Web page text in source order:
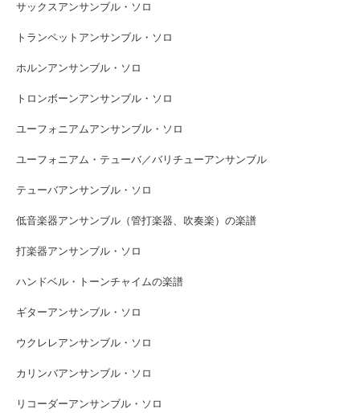
サックスアンサンブル・ソロ
トランペットアンサンブル・ソロ
ホルンアンサンブル・ソロ
トロンボーンアンサンブル・ソロ
ユーフォニアムアンサンブル・ソロ
ユーフォニアム・テューバ／バリチューアンサンブル
テューバアンサンブル・ソロ
低音楽器アンサンブル（管打楽器、吹奏楽）の楽譜
打楽器アンサンブル・ソロ
ハンドベル・トーンチャイムの楽譜
ギターアンサンブル・ソロ
ウクレレアンサンブル・ソロ
カリンバアンサンブル・ソロ
リコーダーアンサンブル・ソロ